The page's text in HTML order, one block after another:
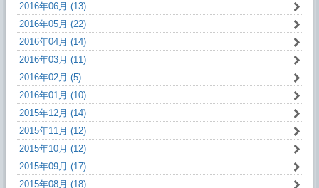
2016年06月 (13)
2016年05月 (22)
2016年04月 (14)
2016年03月 (11)
2016年02月 (5)
2016年01月 (10)
2015年12月 (14)
2015年11月 (12)
2015年10月 (12)
2015年09月 (17)
2015年08月 (18)